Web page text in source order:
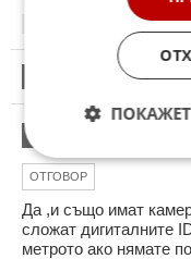
Този коментар е
3
ОТГОВОР
Да ,и също имат
сложат дигиталните
метрото ако нямате